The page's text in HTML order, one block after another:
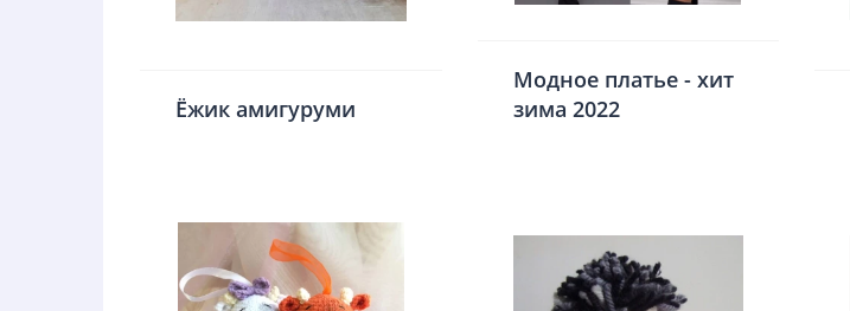
Ёжик амигуруми
Модное платье - хит
зима 2022